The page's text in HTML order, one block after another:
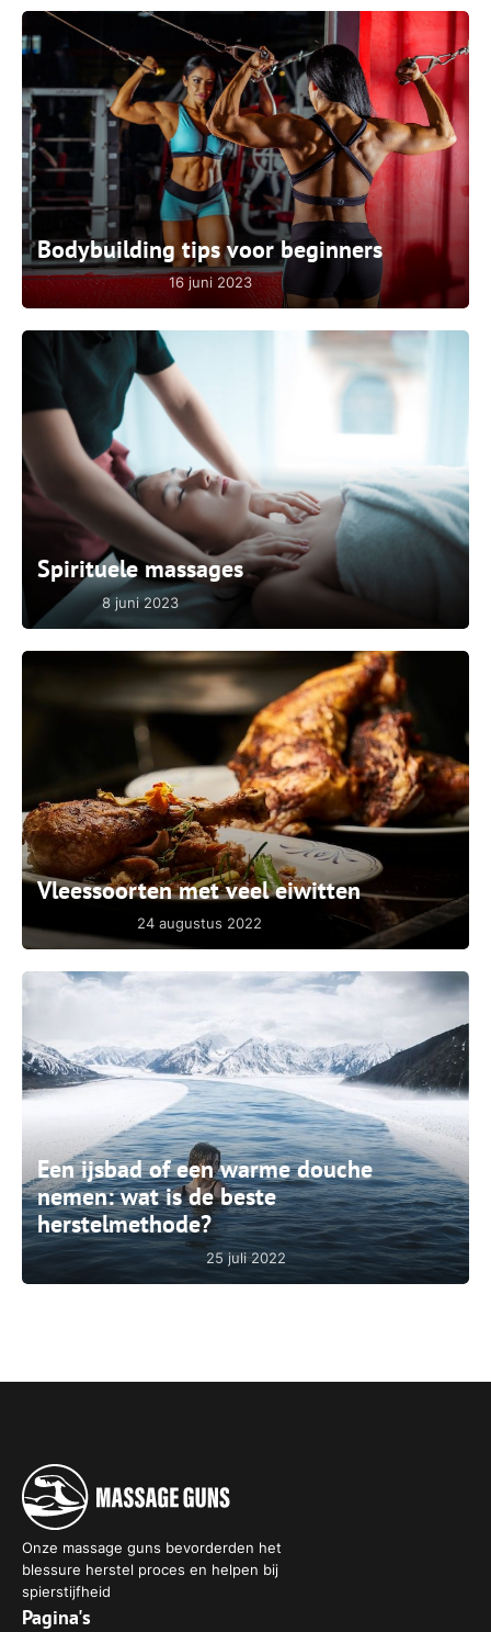
Bodybuilding tips voor beginners
16 juni 2023
Spirituele massages
8 juni 2023
Vleessoorten met veel eiwitten
24 augustus 2022
Een ijsbad of een warme douche
nemen: wat is de beste
herstelmethode?
25 juli 2022
Onze massage guns bevorderden het
blessure herstel proces en helpen bij
spierstijfheid
Pagina's